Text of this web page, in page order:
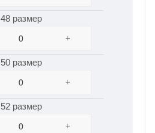
48 размер
+
50 размер
+
52 размер
+